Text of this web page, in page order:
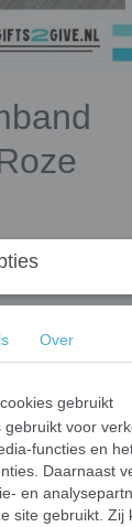
een
Over
gebruikt
voor
functies en
Daarnaast
en
site gebruikt. Zij